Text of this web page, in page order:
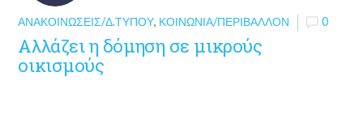
ΑΝΑΚΟΙΝΏΣΕΙΣ/Δ.ΤΎΠΟΥ, ΚΟΙΝΩΝΊΑ/ΠΕΡΙΒΆΛΛΟΝ 0
Αλλάζει η δόμηση σε μικρούς
οικισμούς